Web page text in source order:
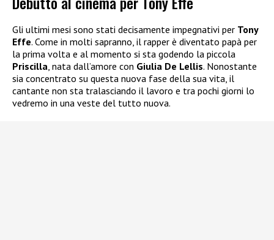
Gli ultimi mesi sono stati decisamente impegnativi per Tony
Effe. Come in molti sapranno, il rapper è diventato papà per
la prima volta e al momento si sta godendo la piccola
Priscilla , nata dall’amore con Giulia De Lellis. Nonostante
sia concentrato su questa nuova fase della sua vita, il
cantante non sta tralasciando il lavoro e tra pochi giorni lo
vedremo in una veste del tutto nuova.